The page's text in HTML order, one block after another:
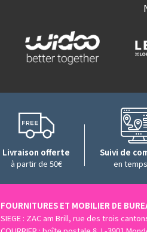
Livraison offerte
à partir de 50€
Suivi de
en
FOURNITURES ET MOBILIER DE
SIEGE : ZAC am Brill, rue des trois